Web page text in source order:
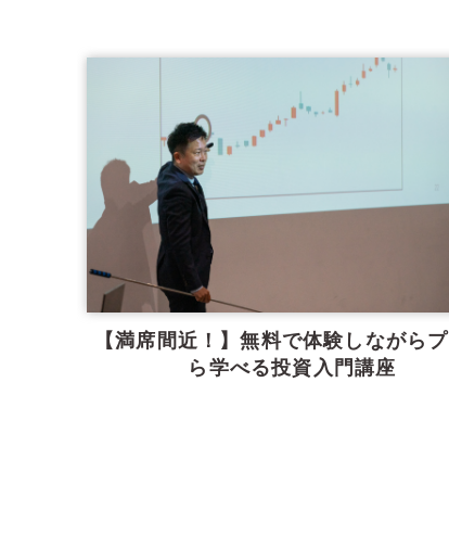
【満席間近！】無料で体験しながら
ら学べる投資入門講座